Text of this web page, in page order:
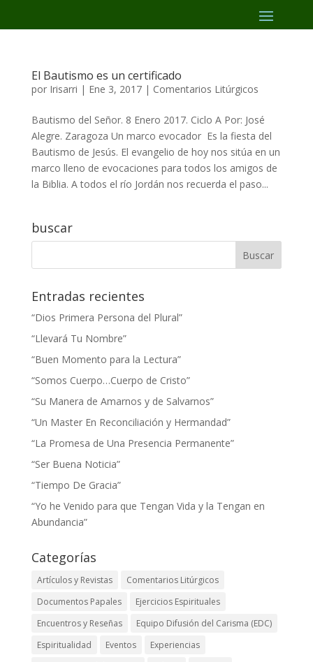
El Bautismo es un certificado
por Irisarri | Ene 3, 2017| Comentarios Litúrgicos
Bautismo del Señor. 8 Enero 2017. Ciclo A Por: José
Alegre. Zaragoza Un marco evocador Es la fiesta del
Bautismo de Jesús. El evangelio de hoy nos sitúa en un
marco lleno de evocaciones para todos los amigos de
la Biblia. A todos el río Jordán nos recuerda el paso...
buscar
Entradas recientes
“Dios Primera Persona del Plural”
“Llevará Tu Nombre”
“Buen Momento para la Lectura”
“Somos Cuerpo…Cuerpo de Cristo”
“Su Manera de Amarnos y de Salvarnos”
“Un Master En Reconciliación y Hermandad”
“La Promesa de Una Presencia Permanente”
“Ser Buena Noticia”
“Tiempo De Gracia”
“Yo he Venido para que Tengan Vida y la Tengan en
Abundancia”
Categorías
Artículos y Revistas
Comentarios Litúrgicos
Documentos Papales
Ejercicios Espirituales
Encuentros y Reseñas
Equipo Difusión del Carisma (EDC)
Espiritualidad
Eventos
Experiencias